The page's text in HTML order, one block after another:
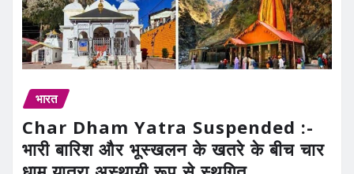
भारत
Char Dham Yatra Suspended :-
भारी बारिश और भूस्खलन के खतरे के बीच चार